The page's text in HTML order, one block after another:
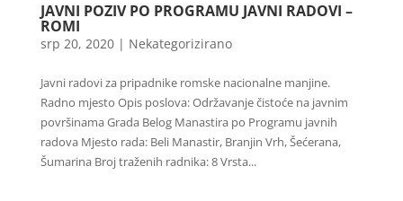
JAVNI POZIV PO PROGRAMU JAVNI RADOVI –
ROMI
srp 20, 2020| Nekategorizirano
Javni radovi za pripadnike romske nacionalne manjine.
Radno mjesto Opis poslova: Održavanje čistoće na javnim
površinama Grada Belog Manastira po Programu javnih
radova Mjesto rada: Beli Manastir, Branjin Vrh, Šećerana,
Šumarina Broj traženih radnika: 8 Vrsta...